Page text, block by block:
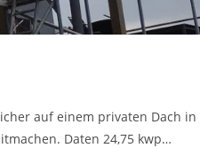
auf einem privaten Dach
Daten 24,75 kwp…